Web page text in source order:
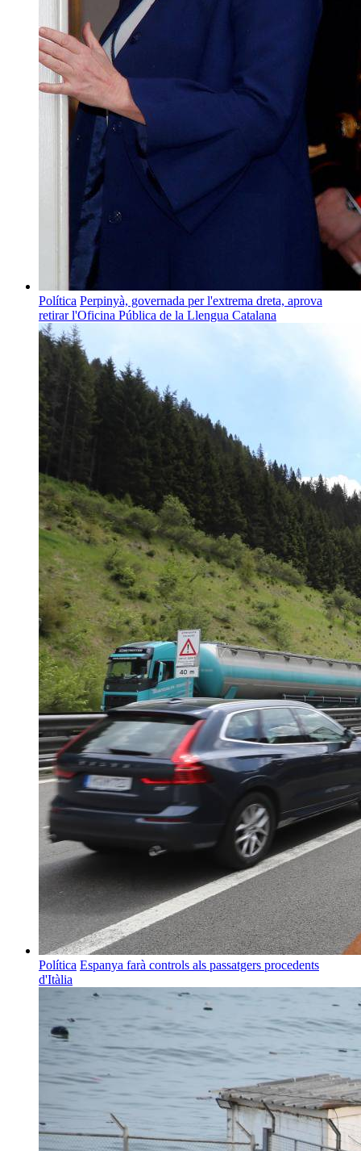
Política Perpinyà, governada per l'extrema dreta, aprova
retirar l'Oficina Pública de la Llengua Catalana
Política Espanya farà controls als passatgers procedents
d'Itàlia